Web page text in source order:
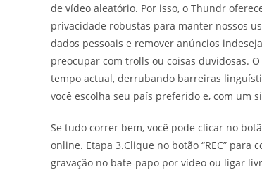
de vídeo aleatório. Por isso, o Thundr
privacidade robustas para manter nossos
dados pessoais e remover anúncios
preocupar com trolls ou coisas duvidosas.
tempo actual, derrubando barreiras
você escolha seu país preferido e, com um
Se tudo correr bem, você pode clicar no
online. Etapa 3.Clique no botão “REC”
gravação no bate-papo por vídeo ou ligar